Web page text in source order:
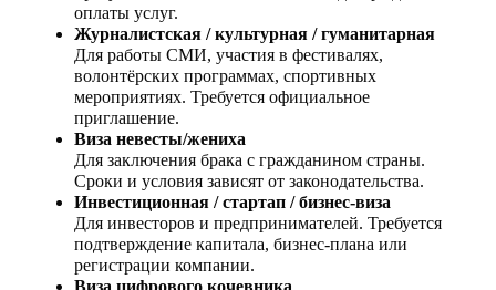
оплаты услуг.
Журналистская / культурная / гуманитарная
Для работы СМИ, участия в фестивалях,
волонтёрских программах, спортивных
мероприятиях. Требуется официальное
приглашение.
Виза невесты/жениха
Для заключения брака с гражданином страны.
Сроки и условия зависят от законодательства.
Инвестиционная / стартап / бизнес‑виза
Для инвесторов и предпринимателей. Требуется
подтверждение капитала, бизнес‑плана или
регистрации компании.
Виза цифрового кочевника